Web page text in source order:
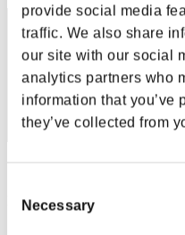
provide social media
traffic. We also share
our site with our social
analytics partners who
information that you’ve
they’ve collected from
Selection
Necessary
RANK